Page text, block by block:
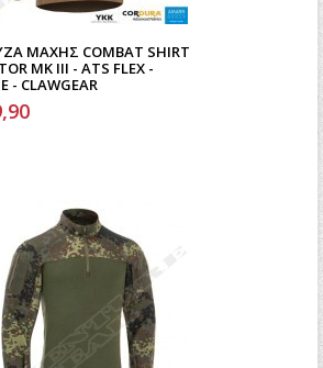
ΜΆΧΗΣ COMBAT SHIRT
MK III - ATS FLEX -
- CLAWGEAR